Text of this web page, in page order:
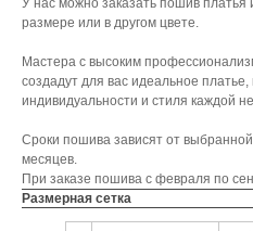
У нас можно заказать пошив платья
размере или в другом цвете.
Мастера с высоким
создадут для вас идеальное
индивидуальности и стиля каждой
Сроки пошива зависят от
месяцев.
При заказе пошива с февраля по
Размерная сетка